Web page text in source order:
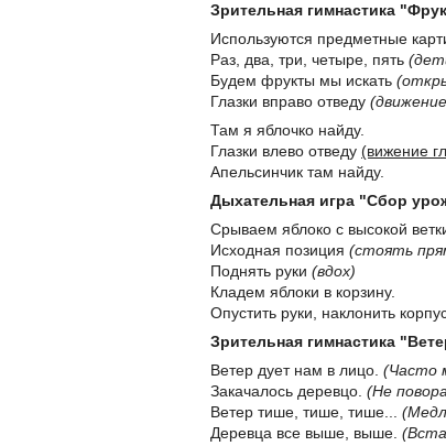
Зрительная гимнастика
Используются предметные
Раз, два, три, четыре, пять
Будем фрукты мы искать
Глазки вправо отведу
Там я яблочко найду.
Глазки влево отведу (вижение
Апельсинчик там найду.
Дыхательная игра "Сбор
Срываем яблоко с высокой
Исходная позиция (стоять
Поднять руки (вдох)
Кладем яблоки в корзину.
Опустить руки, наклонить
Зрительная гимнастика
Ветер дует нам в лицо. (Часто
Закачалось дepевцо. (Не
Ветер тише, тише, тише...
Деревца все выше, выше.